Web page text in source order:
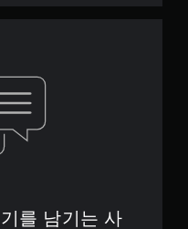
를 남기는 사